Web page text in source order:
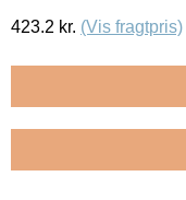
423.2 kr. (Vis fragtpris)